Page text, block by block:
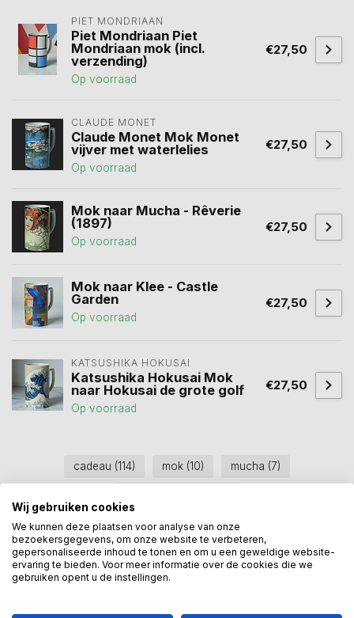
PIET MONDRIAAN
Piet Mondriaan Piet
Mondriaan mok (incl.
verzending)
Op voorraad
€27,50
CLAUDE MONET
Claude Monet Mok Monet
vijver met waterlelies
Op voorraad
€27,50
Mok naar Mucha - Rêverie
(1897)
Op voorraad
€27,50
Mok naar Klee - Castle
Garden
Op voorraad
€27,50
KATSUSHIKA HOKUSAI
Katsushika Hokusai Mok
naar Hokusai de grote golf
Op voorraad
€27,50
cadeau (114) mok (10) mucha (7)
Heeft u een vraag over dit
kunstcadeau?
Wij assisteren u graag via 06-23643267
Wij gebruiken cookies
We kunnen deze plaatsen voor analyse van onze
bezoekersgegevens, om onze website te verbeteren,
gepersonaliseerde inhoud te tonen en om u een geweldige website-
ervaring te bieden. Voor meer informatie over de cookies die we
gebruiken opent u de instellingen.